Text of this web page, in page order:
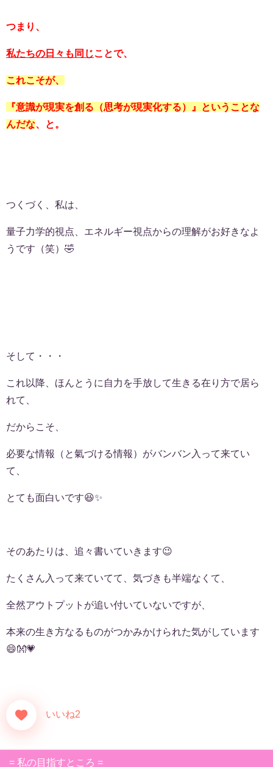
つまり、
私たちの日々も同じ ことで、
これこそが、
『意識が現実を創る（思考が現実化する）』ということな
んだな 、と。
つくづく、私は、
量子力学的視点、エネルギー視点からの理解がお好きなよ
うです（笑）🤣
そして・・・
これ以降、ほんとうに自力を手放して生きる在り方で居ら
れて、
だからこそ、
必要な情報（と氣づける情報）がバンバン入って来てい
て、
とても面白いです😆✨
そのあたりは、追々書いていきます😉
たくさん入って来ていてて、気づきも半端なくて、
全然アウトプットが追い付いていないですが、
本来の生き方なるものがつかみかけられた気がしています
😄👐💗
いいね2
= 私の目指すところ =